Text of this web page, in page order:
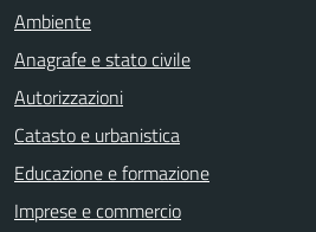
Ambiente
Anagrafe e stato civile
Autorizzazioni
Catasto e urbanistica
Educazione e formazione
Imprese e commercio